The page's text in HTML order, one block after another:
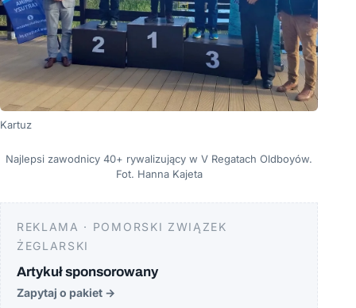
Kartuz
Najlepsi zawodnicy 40+ rywalizujący w V Regatach Oldboyów.
Fot. Hanna Kajeta
REKLAMA · POMORSKI ZWIĄZEK
ŻEGLARSKI
Artykuł sponsorowany
Zapytaj o pakiet →